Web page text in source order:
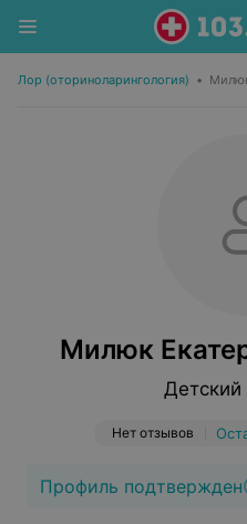
Лор (оториноларингология) •
Милюк
Нет отзывов
Профиль подтвержден